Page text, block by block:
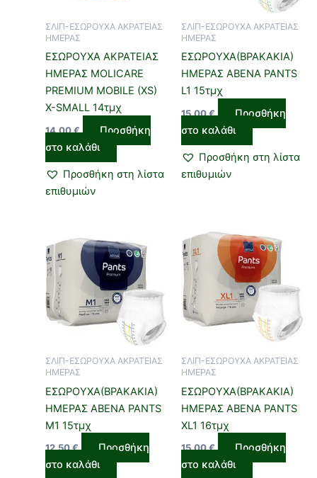
ΣΛΙΠ-ΕΣΩΡΟΥΧΑ ΑΚΡΑΤΕΙΑΣ
ΗΜΕΡΑΣ
ΕΣΩΡΟΥΧΑ ΑΚΡΑΤΕΙΑΣ
ΗΜΕΡΑΣ MOLICARE
PREMIUM MOBILE (XS)
X-SMALL 14τμχ
14,00€
Προσθήκη
στο καλάθι
Προσθήκη στη λίστα
επιθυμιών
ΣΛΙΠ-ΕΣΩΡΟΥΧΑ ΑΚΡΑΤΕΙΑΣ
ΗΜΕΡΑΣ
ΕΣΩΡΟΥΧΑ(ΒΡΑΚΑΚΙΑ)
ΗΜΕΡΑΣ ABENA PANTS
L1 15τμχ
15,00€
Προσθήκη
στο καλάθι
Προσθήκη στη λίστα
επιθυμιών
ΣΛΙΠ-ΕΣΩΡΟΥΧΑ ΑΚΡΑΤΕΙΑΣ
ΗΜΕΡΑΣ
ΕΣΩΡΟΥΧΑ(ΒΡΑΚΑΚΙΑ)
ΗΜΕΡΑΣ ABENA PANTS
M1 15τμχ
12,50€
Προσθήκη
στο καλάθι
ΣΛΙΠ-ΕΣΩΡΟΥΧΑ ΑΚΡΑΤΕΙΑΣ
ΗΜΕΡΑΣ
ΕΣΩΡΟΥΧΑ(ΒΡΑΚΑΚΙΑ)
ΗΜΕΡΑΣ ABENA PANTS
XL1 16τμχ
15,00€
Προσθήκη
στο καλάθι